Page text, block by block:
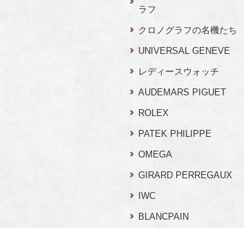
ラフ
クロノグラフの名機たち
UNIVERSAL GENEVE
レディースウォッチ
AUDEMARS PIGUET
ROLEX
PATEK PHILIPPE
OMEGA
GIRARD PERREGAUX
IWC
BLANCPAIN